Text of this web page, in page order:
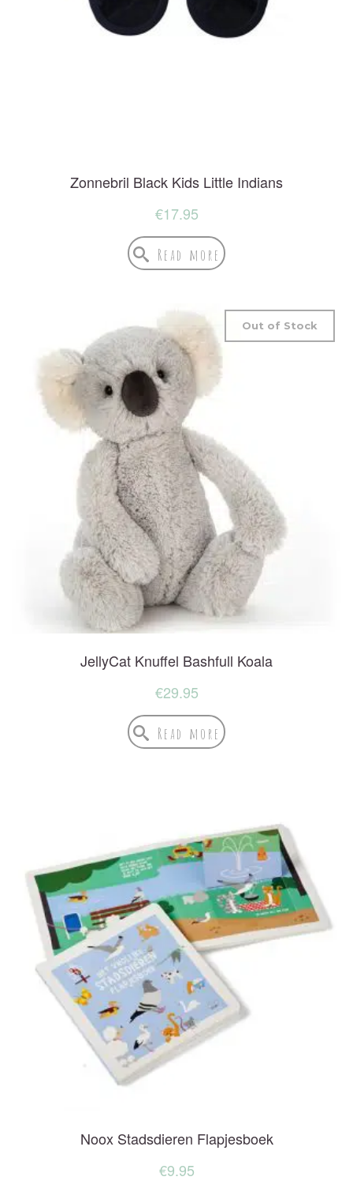
Zonnebril Black Kids Little Indians
€17.95
Read more
JellyCat Knuffel Bashfull Koala
Out of Stock
€29.95
Read more
Noox Stadsdieren Flapjesboek
€9.95